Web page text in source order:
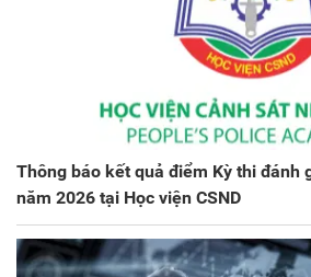
Thông báo kết quả điểm Kỳ thi đánh
năm 2026 tại Học viện CSND